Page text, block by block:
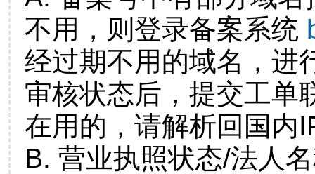
不用，则登录备案系统
经过期不用的域名，进
审核状态后，提交工单
在用的，请解析回国内
B. 营业执照状态/法人